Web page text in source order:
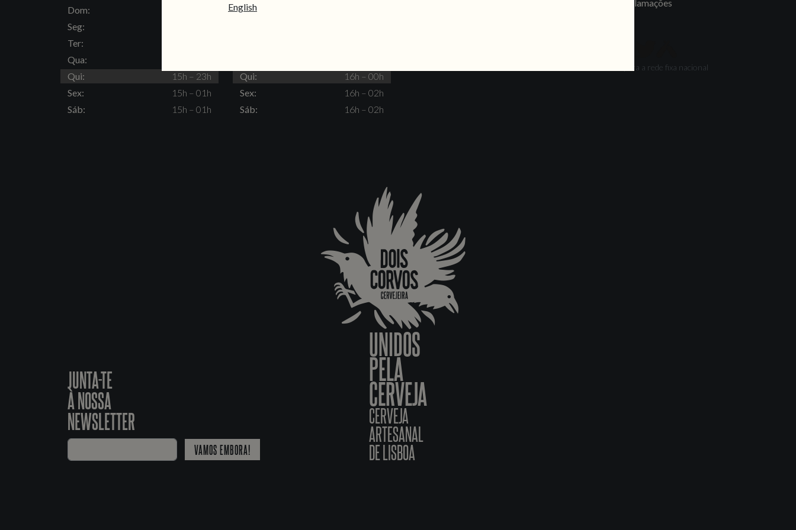
Dom:
Seg:
Ter:
Qua:
Qui:
15h – 23h
Sex:
15h – 01h
Sáb:
15h – 01h
Dom:
Qui:
16h – 00h
Sex:
16h – 02h
Sáb:
16h – 02h
Livro de Reclamações
*Chamada para a rede fixa nacional
JUNTA-TE
À NOSSA
NEWSLETTER
VAMOS EMBORA!
UNIDOS
PELA
CERVEJA
CERVEJA
ARTESANAL
DE LISBOA
English